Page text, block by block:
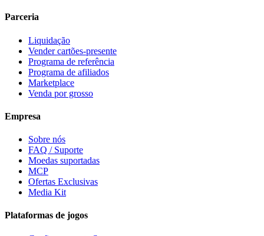
Parceria
Liquidação
Vender cartões-presente
Programa de referência
Programa de afiliados
Marketplace
Venda por grosso
Empresa
Sobre nós
FAQ / Suporte
Moedas suportadas
MCP
Ofertas Exclusivas
Media Kit
Plataformas de jogos